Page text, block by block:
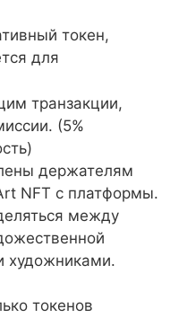
токен,
для
транзакции,
(5%
держателям
NFT с платформы.
между
художниками.
токенов